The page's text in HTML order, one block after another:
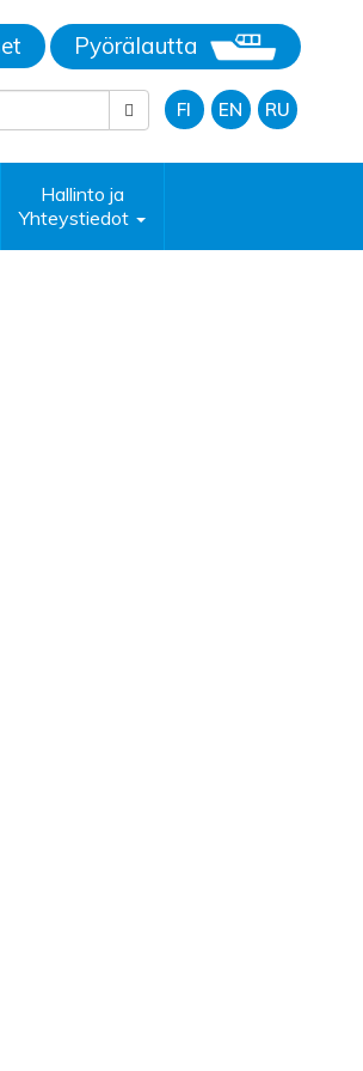
Pyörälautta
FI EN RU
Hallinto ja
Yhteystiedot